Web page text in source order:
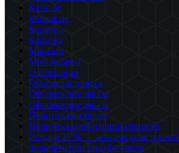
Каталог
Контакты
Корзина
Корзина
Магазин
Мой аккаунт
О компании
Общие настройки
Оформление заказа
Оформление заказа
Политика возврата
Политика конфиденциальности
Скидка 25 % — при покупке и
подключении онлайн-кассы